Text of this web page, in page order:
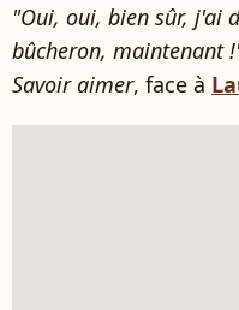
"Oui, oui, bien sûr, j'ai
bûcheron, maintenant
Savoir aimer, face à